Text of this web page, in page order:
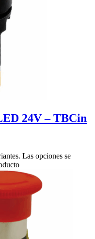
24V – TBCin
Las opciones se